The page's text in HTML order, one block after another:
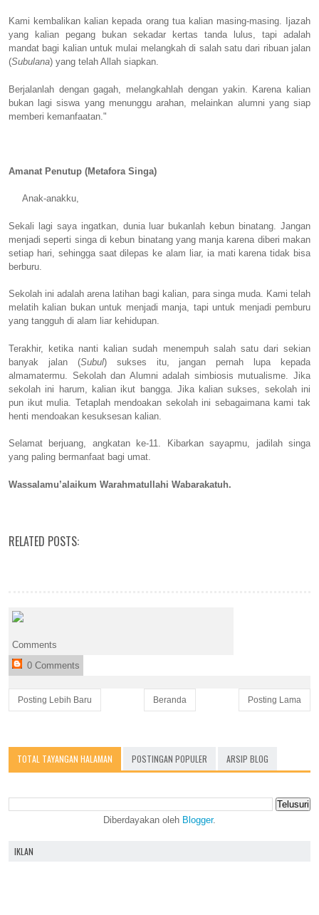
Kami kembalikan kalian kepada orang tua kalian masing-masing. Ijazah
yang kalian pegang bukan sekadar kertas tanda lulus, tapi adalah
mandat bagi kalian untuk mulai melangkah di salah satu dari ribuan jalan
(Subulana) yang telah Allah siapkan.
Berjalanlah dengan gagah, melangkahlah dengan yakin. Karena kalian
bukan lagi siswa yang menunggu arahan, melainkan alumni yang siap
memberi kemanfaatan."
Amanat Penutup (Metafora Singa)
Anak-anakku,
Sekali lagi saya ingatkan, dunia luar bukanlah kebun binatang. Jangan
menjadi seperti singa di kebun binatang yang manja karena diberi makan
setiap hari, sehingga saat dilepas ke alam liar, ia mati karena tidak bisa
berburu.
Sekolah ini adalah arena latihan bagi kalian, para singa muda. Kami telah
melatih kalian bukan untuk menjadi manja, tapi untuk menjadi pemburu
yang tangguh di alam liar kehidupan.
Terakhir, ketika nanti kalian sudah menempuh salah satu dari sekian
banyak jalan (Subul) sukses itu, jangan pernah lupa kepada
almamatermu. Sekolah dan Alumni adalah simbiosis mutualisme. Jika
sekolah ini harum, kalian ikut bangga. Jika kalian sukses, sekolah ini
pun ikut mulia. Tetaplah mendoakan sekolah ini sebagaimana kami tak
henti mendoakan kesuksesan kalian.
Selamat berjuang, angkatan ke-11. Kibarkan sayapmu, jadilah singa
yang paling bermanfaat bagi umat.
Wassalamu’alaikum Warahmatullahi Wabarakatuh.
RELATED POSTS:
Comments
0 Comments
Posting Lebih Baru Posting Lama
Beranda
TOTAL TAYANGAN HALAMAN POSTINGAN POPULER ARSIP BLOG
Diberdayakan oleh Blogger.
IKLAN